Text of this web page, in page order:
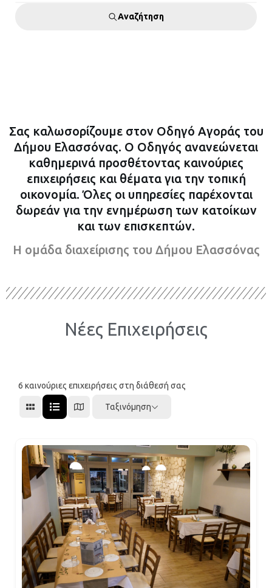
Αναζήτηση
Σας καλωσορίζουμε στον Οδηγό Αγοράς του
Δήμου Ελασσόνας. Ο Οδηγός ανανεώνεται
καθημερινά προσθέτοντας καινούριες
επιχειρήσεις και θέματα για την τοπική
οικονομία. Όλες οι υπηρεσίες παρέχονται
δωρεάν για την ενημέρωση των κατοίκων
και των επισκεπτών.
Η ομάδα διαχείρισης του Δήμου Ελασσόνας
Νέες Επιχειρήσεις
6 καινούριες επιχειρήσεις στη διάθεσή σας
Ταξινόμηση